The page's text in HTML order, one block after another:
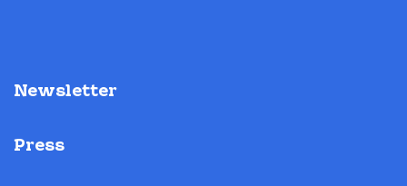
Newsletter
Press